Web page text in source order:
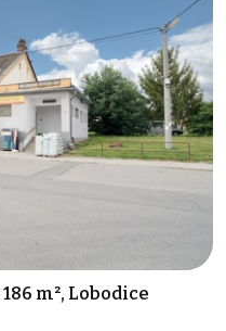
m², Lobodice